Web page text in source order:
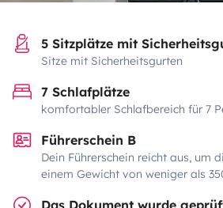
5 Sitzplätze mit
Sitze mit Sicherheitsgurten
7 Schlafplätze
komfortabler Schlafbereich für 7
Führerschein B
Dein Führerschein reicht aus, um
einem Gewicht von weniger als
Das Dokument wurde